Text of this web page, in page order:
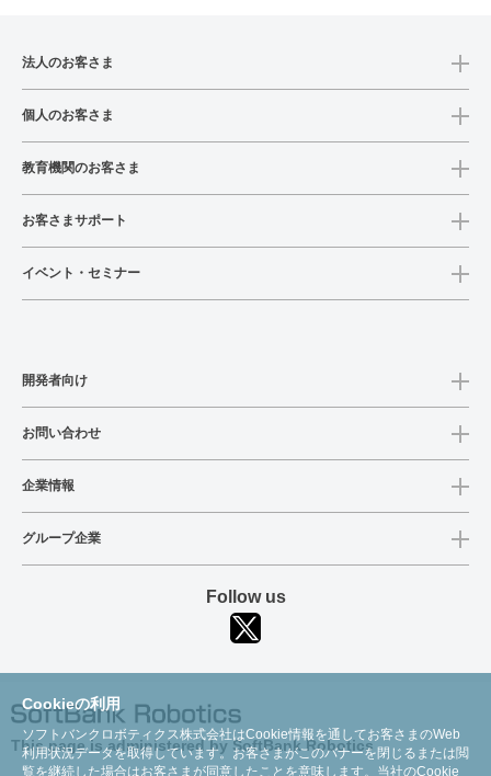
Cookieの利用
ソフトバンクロボティクス株式会社はCookie情報を通してお客さまのWeb
利用状況データを取得しています。お客さまがこのバナーを閉じるまたは閲
覧を継続した場合はお客さまが同意したことを意味します。当社のCookie
法人のお客さま
個人のお客さま
教育機関のお客さま
お客さまサポート
イベント・セミナー
開発者向け
お問い合わせ
企業情報
グループ企業
Follow us
This page is administered by SoftBank Robotics